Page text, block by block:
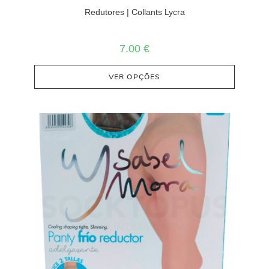
Redutores | Collants Lycra
7.00 €
VER OPÇÕES